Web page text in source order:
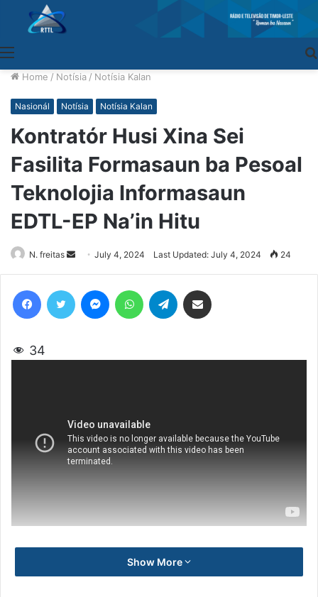
Home / Notísia / Notísia Kalan
Nasionál Notísia Notísia Kalan
Kontratór Husi Xina Sei
Fasilita Formasaun ba Pesoal
Teknolojia Informasaun
EDTL-EP Na’in Hitu
N. freitas
Send
an
email
July 4, 2024 Last Updated: July 4, 2024 24
34
Show More